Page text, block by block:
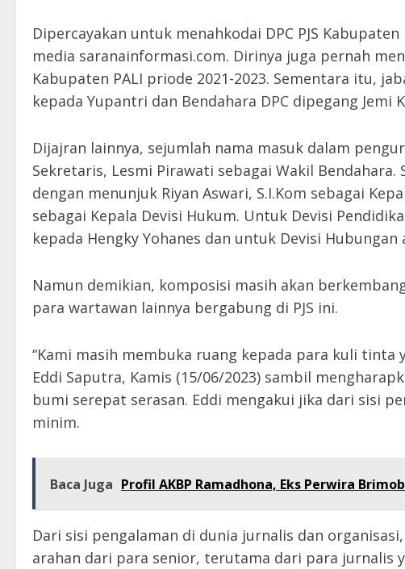
Dipercayakan untuk menahkodai DPC PJS
media saranainformasi.com. Dirinya juga pernah
Kabupaten PALI priode 2021-2023. Sementara itu,
kepada Yupantri dan Bendahara DPC dipegang Jemi
Dijajran lainnya, sejumlah nama masuk dalam
Sekretaris, Lesmi Pirawati sebagai Wakil
dengan menunjuk Riyan Aswari, S.I.Kom sebagai
sebagai Kepala Devisi Hukum. Untuk Devisi
kepada Hengky Yohanes dan untuk Devisi
Namun demikian, komposisi masih akan
para wartawan lainnya bergabung di PJS ini.
“Kami masih membuka ruang kepada para kuli tinta
Eddi Saputra, Kamis (15/06/2023) sambil
bumi serepat serasan. Eddi mengakui jika dari sisi
minim.
Baca Juga Profil AKBP Ramadhona, Eks Perwira
Dari sisi pengalaman di dunia jurnalis dan
arahan dari para senior, terutama dari para jurnalis